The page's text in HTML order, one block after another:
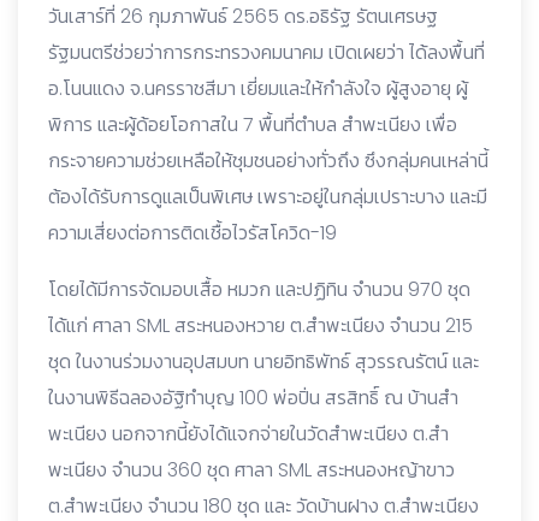
วันเสาร์ที่ 26 กุมภาพันธ์ 2565 ดร.อธิรัฐ รัตนเศรษฐ
รัฐมนตรีช่วยว่าการกระทรวงคมนาคม เปิดเผยว่า ได้ลงพื้นที่
อ.โนนแดง จ.นครราชสีมา เยี่ยมและให้กำลังใจ ผู้สูงอายุ ผู้
พิการ และผู้ด้อยโอกาสใน 7 พื้นที่ตำบล สำพะเนียง เพื่อ
กระจายความช่วยเหลือให้ชุมชนอย่างทั่วถึง ซึงกลุ่มคนเหล่านี้
ต้องได้รับการดูแลเป็นพิเศษ เพราะอยู่ในกลุ่มเปราะบาง และมี
ความเสี่ยงต่อการติดเชื้อไวรัสโควิด-19
โดยได้มีการจัดมอบเสื้อ หมวก และปฏิทิน จำนวน 970 ชุด
ได้แก่ ศาลา SML สระหนองหวาย ต.สำพะเนียง จำนวน 215
ชุด ในงานร่วมงานอุปสมบท นายอิทธิพัทธ์ สุวรรณรัตน์ และ
ในงานพิธีฉลองอัฐิทำบุญ 100 พ่อปิ่น สรสิทธิ์ ณ บ้านสำ
พะเนียง นอกจากนี้ยังได้แจกจ่ายในวัดสำพะเนียง ต.สำ
พะเนียง จำนวน 360 ชุด ศาลา SML สระหนองหญ้าขาว
ต.สำพะเนียง จำนวน 180 ชุด และ วัดบ้านฝาง ต.สำพะเนียง